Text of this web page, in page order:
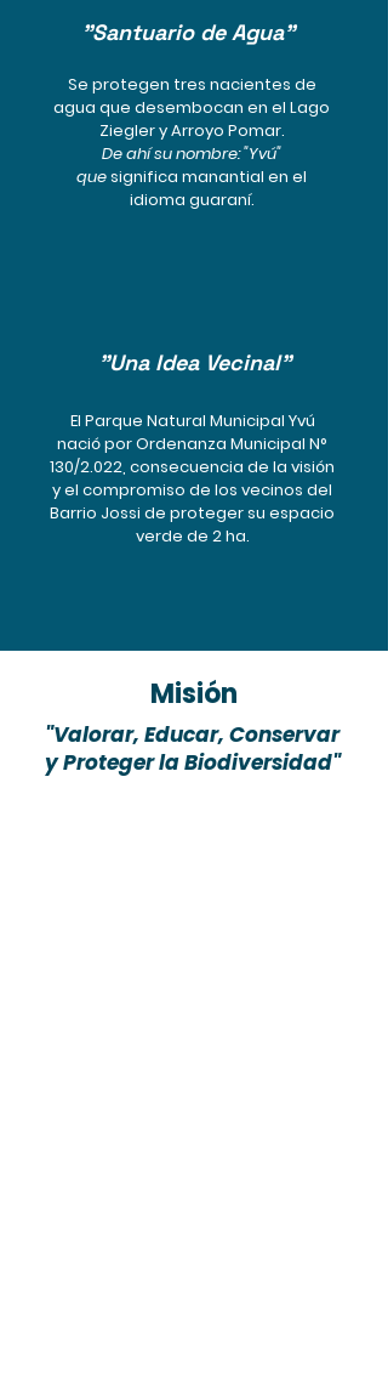
"Santuario de Agua"
Se protegen tres nacientes de
agua que desembocan en el Lago
Ziegler y Arroyo Pomar.
De ahí su nombre:"Yvú"
quesignifica manantial en el
idioma guaraní.
"Una Idea Vecinal"
El Parque Natural Municipal Yvú
nació por Ordenanza Municipal N°
130/2.022, consecuencia de la visión
y el compromiso de los vecinos del
Barrio Jossi de proteger su espacio
verde de 2 ha.
Misión
"Valorar, Educar, Conservar
y Proteger la Biodiversidad"